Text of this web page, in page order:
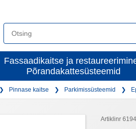
Fassaadikaitse ja
Põrandakattesüsteemid
Pinnase kaitse Parkimissüsteemid
Artiklinr